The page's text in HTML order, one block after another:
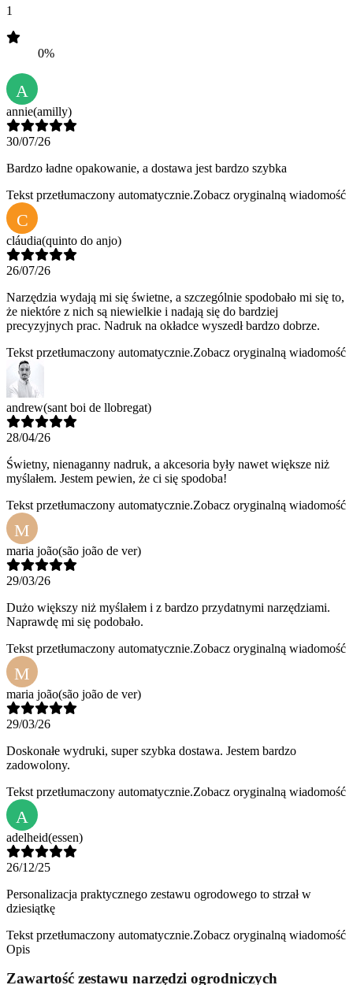
1
0%
A
annie(amilly)
30/07/26
Bardzo ładne opakowanie, a dostawa jest bardzo szybka
Tekst przetłumaczony automatycznie.Zobacz oryginalną wiadomość
C
cláudia(quinto do anjo)
26/07/26
Narzędzia wydają mi się świetne, a szczególnie spodobało mi się to,
że niektóre z nich są niewielkie i nadają się do bardziej
precyzyjnych prac. Nadruk na okładce wyszedł bardzo dobrze.
Tekst przetłumaczony automatycznie.Zobacz oryginalną wiadomość
andrew(sant boi de llobregat)
28/04/26
Świetny, nienaganny nadruk, a akcesoria były nawet większe niż
myślałem. Jestem pewien, że ci się spodoba!
Tekst przetłumaczony automatycznie.Zobacz oryginalną wiadomość
M
maria joão(são joão de ver)
29/03/26
Dużo większy niż myślałem i z bardzo przydatnymi narzędziami.
Naprawdę mi się podobało.
Tekst przetłumaczony automatycznie.Zobacz oryginalną wiadomość
M
maria joão(são joão de ver)
29/03/26
Doskonałe wydruki, super szybka dostawa. Jestem bardzo
zadowolony.
Tekst przetłumaczony automatycznie.Zobacz oryginalną wiadomość
A
adelheid(essen)
26/12/25
Personalizacja praktycznego zestawu ogrodowego to strzał w
dziesiątkę
Tekst przetłumaczony automatycznie.Zobacz oryginalną wiadomość
Opis
Zawartość zestawu narzędzi ogrodniczych